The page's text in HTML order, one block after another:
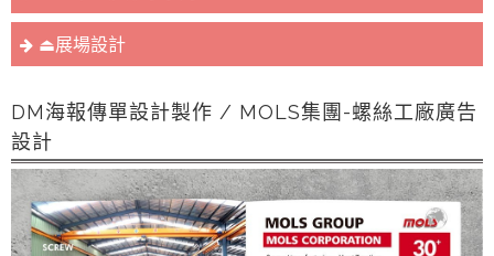
⏏︎展場設計
DM海報傳單設計製作 / MOLS集團-螺絲工廠廣告
設計